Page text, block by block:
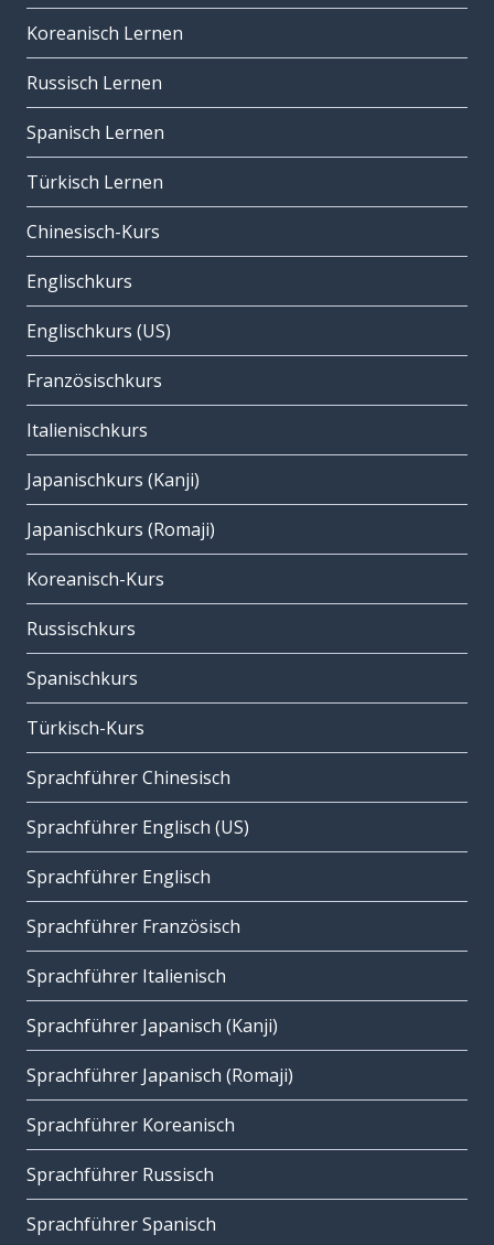
Koreanisch Lernen
Russisch Lernen
Spanisch Lernen
Türkisch Lernen
Chinesisch-Kurs
Englischkurs
Englischkurs (US)
Französischkurs
Italienischkurs
Japanischkurs (Kanji)
Japanischkurs (Romaji)
Koreanisch-Kurs
Russischkurs
Spanischkurs
Türkisch-Kurs
Sprachführer Chinesisch
Sprachführer Englisch (US)
Sprachführer Englisch
Sprachführer Französisch
Sprachführer Italienisch
Sprachführer Japanisch (Kanji)
Sprachführer Japanisch (Romaji)
Sprachführer Koreanisch
Sprachführer Russisch
Sprachführer Spanisch